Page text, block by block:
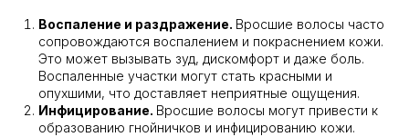
Воспаление и раздражение. Вросшие волосы часто
сопровождаются воспалением и покраснением кожи.
Это может вызывать зуд, дискомфорт и даже боль.
Воспаленные участки могут стать красными и
опухшими, что доставляет неприятные ощущения.
Инфицирование. Вросшие волосы могут привести к
образованию гнойничков и инфицированию кожи.